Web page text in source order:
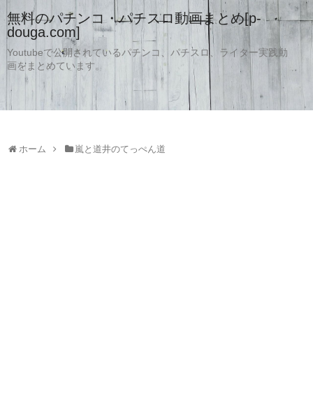
無料のパチンコ・パチスロ動画まとめ[p-
douga.com]
Youtubeで公開されているパチンコ、パチスロ、ライター実践動
画をまとめています。
ホーム 嵐と道井のてっぺん道